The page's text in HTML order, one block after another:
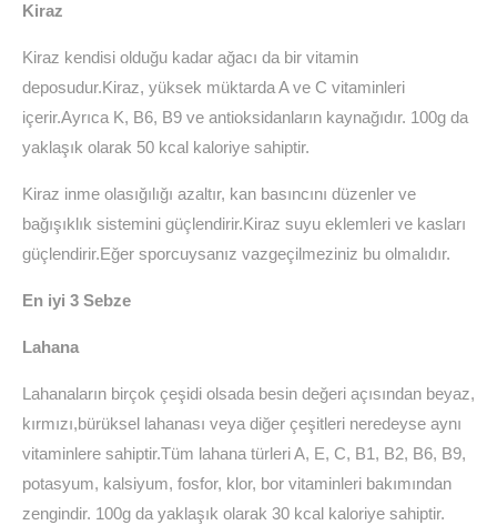
Kiraz
Kiraz kendisi olduğu kadar ağacı da bir vitamin
deposudur.Kiraz, yüksek müktarda A ve C vitaminleri
içerir.Ayrıca K, B6, B9 ve antioksidanların kaynağıdır. 100g da
yaklaşık olarak 50 kcal kaloriye sahiptir.
Kiraz inme olasığılığı azaltır, kan basıncını düzenler ve
bağışıklık sistemini güçlendirir.Kiraz suyu eklemleri ve kasları
güçlendirir.Eğer sporcuysanız vazgeçilmeziniz bu olmalıdır.
En iyi 3 Sebze
Lahana
Lahanaların birçok çeşidi olsada besin değeri açısından beyaz,
kırmızı,bürüksel lahanası veya diğer çeşitleri neredeyse aynı
vitaminlere sahiptir.Tüm lahana türleri A, E, C, B1, B2, B6, B9,
potasyum, kalsiyum, fosfor, klor, bor vitaminleri bakımından
zengindir. 100g da yaklaşık olarak 30 kcal kaloriye sahiptir.